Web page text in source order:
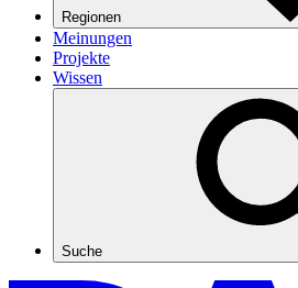
Regionen
Meinungen
Projekte
Wissen
Suche